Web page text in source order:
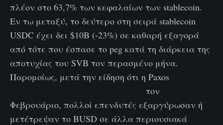
πλέον στο 63,7% των κεφαλαίων των stablecoin.
Εν τω μεταξύ, το δεύτερο στη σειρά stablecoin
USDC έχει δει $10B (-23%) σε καθαρή εξαγορά
από τότε που έσπασε το peg κατά τη διάρκεια της
αποτυχίας του SVB τον περασμένο μήνα.
Παρομοίως, μετά την είδηση ότι η Paxos
τον
Φεβρουάριο, πολλοί επενδυτές εξαργύρωσαν ή
μετέτρεψαν το BUSD σε άλλα περιουσιακά